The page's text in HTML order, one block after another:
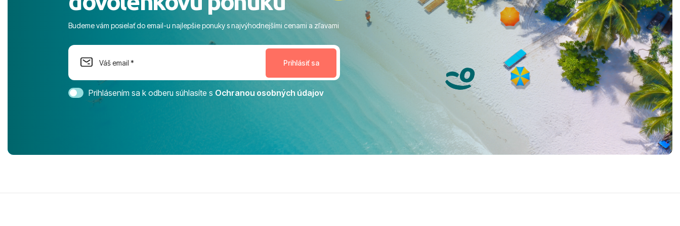
more. ​Program: Skvelé animácie a
na moment nenudil, no zároveň bol
dostatok priestoru na dokonalý relax. ​
Magic Life Jacaranda môžeme s čistým
svedomím odporučiť každému, kto hľadá
bezstarostnú dovolenku na vysokej
úrovni. Všetko bolo zabezpečené na
tešíme, kam s nami vyrazíte nabudúce!
Ďakujeme za skvelé spomienky. ​S
pozdravom a prianím mnohých ďalších
Budeme vám posielať do email-u najlepšie ponuky s najvýhodnejšími cenami a zľavami
Prihlásením sa k odberu súhlasíte s Ochranou osobných údajov